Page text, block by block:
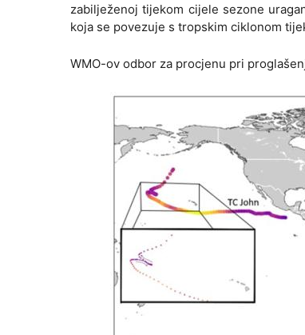
zabilježenoj tijekom cijele sezone
koja se povezuje s tropskim ciklonom
WMO-ov odbor za procjenu pri